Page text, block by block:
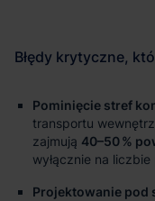
Pominięcie stref
transportu
zajmują 40–50 %
wyłącznie na
Projektowanie pod